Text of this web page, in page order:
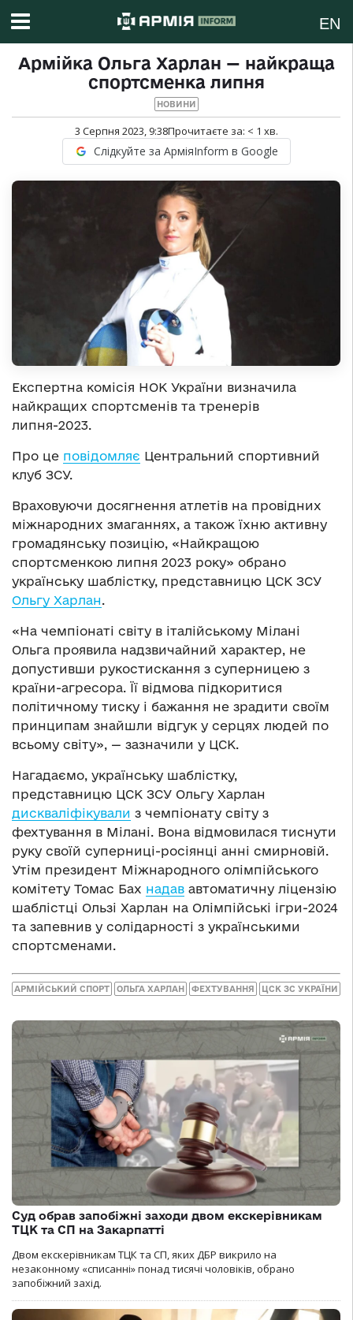
EN
Армійка Ольга Харлан — найкраща
спортсменка липня
НОВИНИ
3 Серпня 2023, 9:38Прочитаєте за: < 1 хв.
Слідкуйте за АрміяInform в Google
Експертна комісія НОК України визначила
найкращих спортсменів та тренерів
липня-2023.
Про це повідомляє Центральний спортивний
клуб ЗСУ.
Враховуючи досягнення атлетів на провідних
міжнародних змаганнях, а також їхню активну
громадянську позицію, «Найкращою
спортсменкою липня 2023 року» обрано
українську шаблістку, представницю ЦСК ЗСУ
Ольгу Харлан.
«На чемпіонаті світу в італійському Мілані
Ольга проявила надзвичайний характер, не
допустивши рукостискання з суперницею з
країни-агресора. Її відмова підкоритися
політичному тиску і бажання не зрадити своїм
принципам знайшли відгук у серцях людей по
всьому світу», — зазначили у ЦСК.
Нагадаємо, українську шаблістку,
представницю ЦСК ЗСУ Ольгу Харлан
дискваліфікували з чемпіонату світу з
фехтування в Мілані. Вона відмовилася тиснути
руку своїй суперниці-росіянці анні смирновій.
Утім президент Міжнародного олімпійського
комітету Томас Бах надав автоматичну ліцензію
шаблістці Ользі Харлан на Олімпійські ігри-2024
та запевнив у солідарності з українськими
спортсменами.
АРМІЙСЬКИЙ СПОРТ ОЛЬГА ХАРЛАН ФЕХТУВАННЯ ЦСК ЗС УКРАЇНИ
Суд обрав запобіжні заходи двом екскерівникам
ТЦК та СП на Закарпатті
Двом екскерівникам ТЦК та СП, яких ДБР викрило на
незаконному «списанні» понад тисячі чоловіків, обрано
запобіжний захід.